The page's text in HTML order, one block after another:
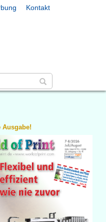
Kontakt
Ausgabe!